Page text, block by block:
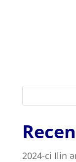
2024-ci Ilin